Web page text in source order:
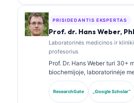
PRISIDEDANTIS EKSPERTAS
Prof. dr. Hans Weber,
Laboratorinės medicinos ir
profesorius
Prof. Dr. Hans Weber turi 30+
biochemijoje, laboratorinėje
tyrimuose. Buvęs Vokietijos
draugijos prezidentas, jis
panelių analizėje, biomarkerių
ResearchGate „Google Scholar“